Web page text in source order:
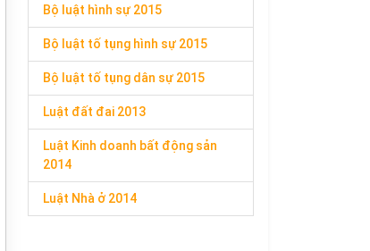
Bộ luật hình sự 2015
Bộ luật tố tụng hình sự 2015
Bộ luật tố tụng dân sự 2015
Luật đất đai 2013
Luật Kinh doanh bất động sản
2014
Luật Nhà ở 2014